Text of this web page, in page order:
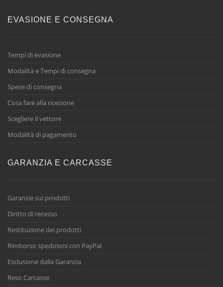
EVASIONE E CONSEGNA
Tempi di evasione
Modalità e Tempi di consegna
Spese di consegna
Cosa fare alla ricezione
Scegliere il vettore
Modalità di pagamento
GARANZIA E CARCASSE
Garanzie sui prodotti
Diritto di recesso
Restituzione dei prodotti
Rimborso spedizioni con PayPal
Esclusione dalla Garanzia
Reso Carcasse